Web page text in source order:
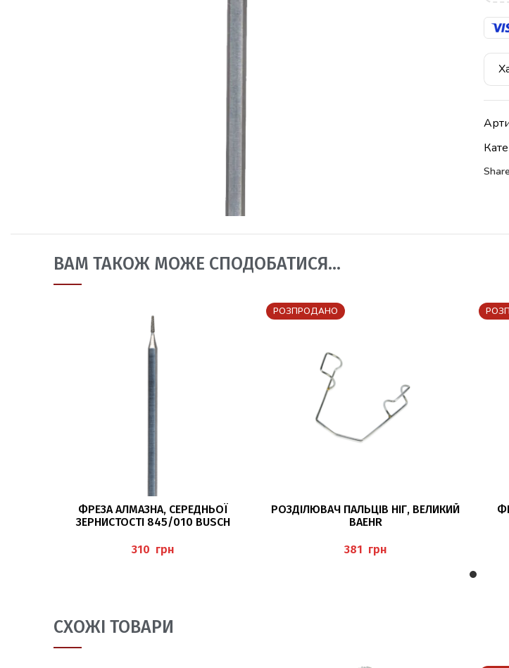
ВАМ ТАКОЖ МОЖЕ СПОДОБАТИСЯ…
ДОДАТИ В КОШИК
ФРЕЗА АЛМАЗНА, СЕРЕДНЬОЇ
ЗЕРНИСТОСТІ 845/010 BUSCH
грн
РОЗПРОДАНО
ЧИТАТИ ДАЛІ
РОЗДІЛЮВАЧ ПАЛЬЦІВ НІГ, ВЕЛИКИЙ
BAEHR
грн
СХОЖІ ТОВАРИ